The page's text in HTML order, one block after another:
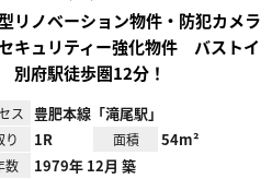
型リノベーション物件・防犯カメラ
キュリティー強化物件 バストイ
別府駅徒歩圏12分！
ス 豊肥本線「滝尾駅」
り 1R 面積 54m²
数 1979年 12月 築